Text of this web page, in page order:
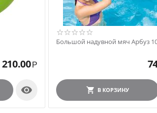
210.00 Р

Большой надувной мяч Арбуз
В КОРЗИНУ